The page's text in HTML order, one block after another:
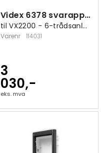
Videx 6378 svarapparat
til VX2200 - 6-trådsanlegg
Varenr 114031
3
030,-
eks. mva